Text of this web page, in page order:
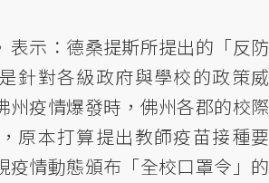
表示：德桑提斯所提出的「反防
針對各級政府與學校的政策威
州疫情爆發時，佛州各郡的校際
原本打算提出教師疫苗接種要
疫情動態頒布「全校口罩令」的